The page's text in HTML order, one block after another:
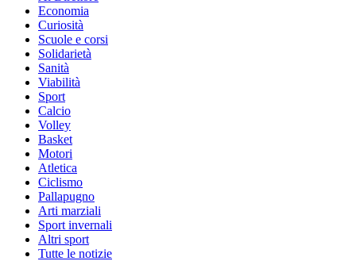
Economia
Curiosità
Scuole e corsi
Solidarietà
Sanità
Viabilità
Sport
Calcio
Volley
Basket
Motori
Atletica
Ciclismo
Pallapugno
Arti marziali
Sport invernali
Altri sport
Tutte le notizie